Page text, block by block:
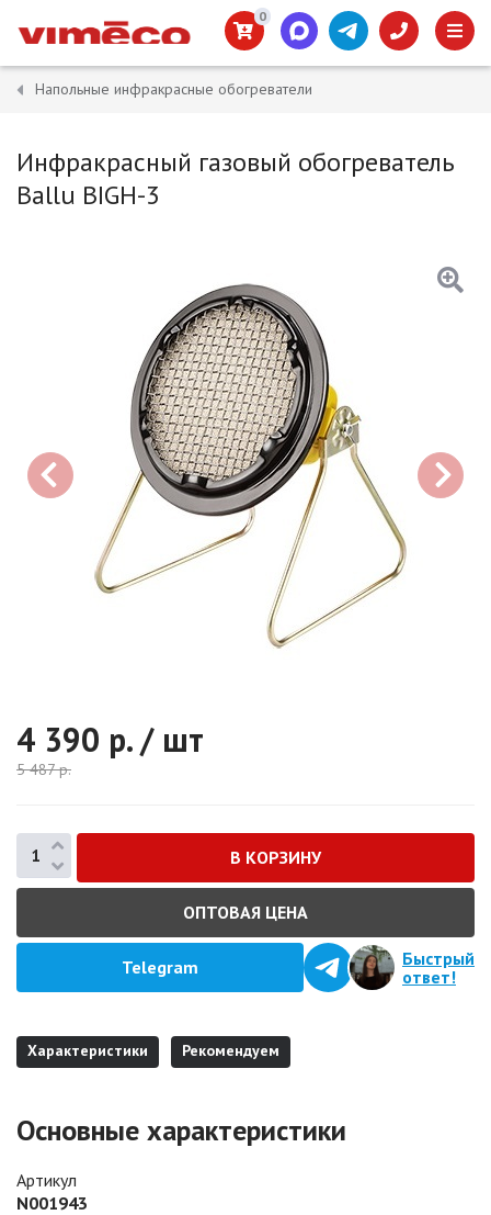
0
Напольные инфракрасные обогреватели
Инфракрасный газовый обогреватель
Ballu BIGH-3
4 390 р. / шт
5 487р.
ОПТОВАЯ ЦЕНА
Telegram
Быстрый
ответ!
Характеристики Рекомендуем
Основные характеристики
Артикул
N001943